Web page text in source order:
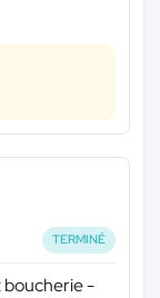
TERMINÉ
boucherie -